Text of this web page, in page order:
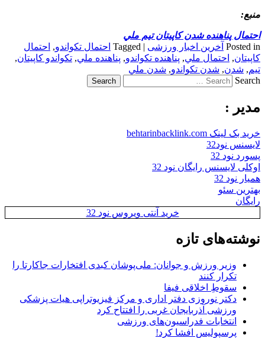
منبع:
احتمال پناهنده شدن كاپيتان تيم ملي
Posted in آخرین اخبار ورزشی |
Tagged احتمال تکواندو, احتمال
كاپيتان, احتمال ملي, پناهنده تکواندو, پناهنده ملي, تکواندو كاپيتان,
تيم, شدن, شدن تکواندو, شدن ملي
Search
مدیر :
خرید بک لینک behtarinbacklink.com
لایسنس نود32
پسورد نود 32
اوکلی لایسنس رایگان نود 32
همیار نود 32
بهترین سئو
رایگان
خرید آنتی ویروس نود 32
نوشته‌های تازه
وزیر ورزش و جوانان: ملی‌پوشان کبدی افتخارات جاکارتا را
تکرار کنند
سقوطِ اخلاقی فیفا
دکتر نوروزی دفتر اداری و مرکز فیزیوتراپی هیات پزشکی
ورزشی آذربایجان غربی را افتتاح کرد
انتخابات فدراسیون‌های ورزشی
پرسپولیس افشا کرد!